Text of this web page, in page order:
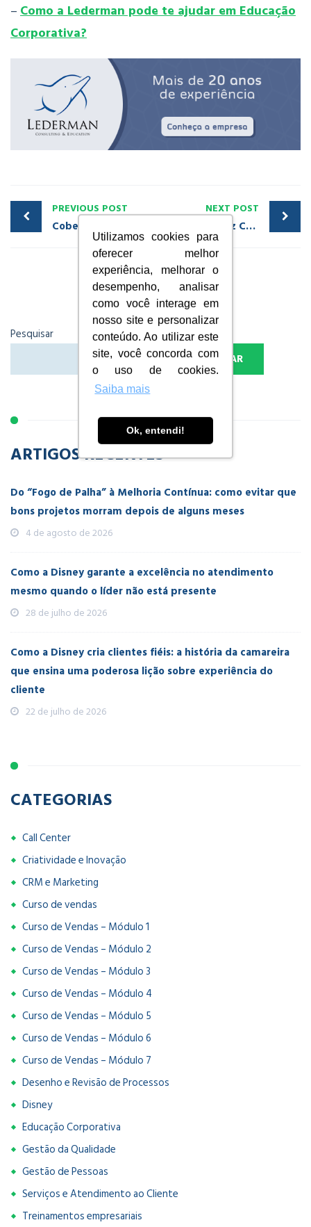
Utilizamos cookies para
oferecer melhor
experiência, melhorar o
desempenho, analisar
como você interage em
nosso site e personalizar
conteúdo. Ao utilizar este
site, você concorda com
o uso de cookies.
Saiba mais
Ok, entendi!
–Como a Lederman pode te ajudar em Educação
Corporativa?
PREVIOUS POST NEXT POST
Lederman traz CEO de empresa americana para curso em São Paulo
Pesquisar
PESQUISAR
ARTIGOS RECENTES
Do “Fogo de Palha” à Melhoria Contínua: como evitar que
bons projetos morram depois de alguns meses
4 de agosto de 2026
Como a Disney garante a excelência no atendimento
mesmo quando o líder não está presente
28 de julho de 2026
Como a Disney cria clientes fiéis: a história da camareira
que ensina uma poderosa lição sobre experiência do
cliente
22 de julho de 2026
CATEGORIAS
Call Center
Criatividade e Inovação
CRM e Marketing
Curso de vendas
Curso de Vendas – Módulo 1
Curso de Vendas – Módulo 2
Curso de Vendas – Módulo 3
Curso de Vendas – Módulo 4
Curso de Vendas – Módulo 5
Curso de Vendas – Módulo 6
Curso de Vendas – Módulo 7
Desenho e Revisão de Processos
Disney
Educação Corporativa
Gestão da Qualidade
Gestão de Pessoas
Serviços e Atendimento ao Cliente
Treinamentos empresariais